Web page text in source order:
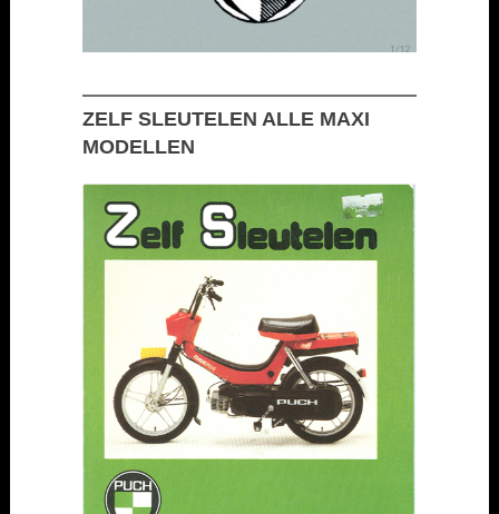
ZELF SLEUTELEN ALLE MAXI
MODELLEN